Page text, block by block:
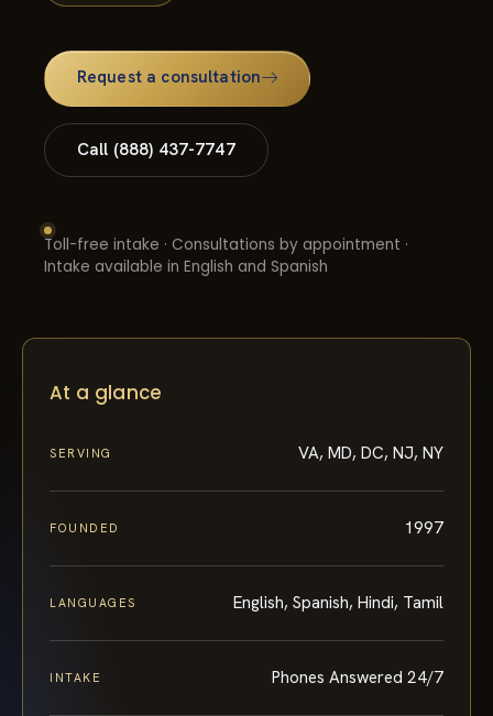
Request a consultation
Call (888) 437-7747
Toll-free intake · Consultations by appointment ·
Intake available in English and Spanish
At a glance
SERVING VA, MD, DC, NJ, NY
FOUNDED 1997
LANGUAGES English, Spanish, Hindi, Tamil
INTAKE Phones Answered 24/7